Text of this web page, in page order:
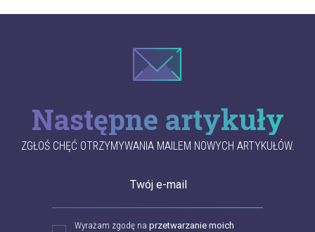
Następne artykuły
ZGŁOŚ CHĘĆ OTRZYMYWANIA MAILEM NOWYCH ARTYKUŁÓW.
Twój e-mail
Wyrażam zgodę na przetwarzanie moich